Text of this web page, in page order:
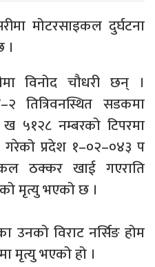
मोटरसाइकल दुर्घटना
विनोद चौधरी छन् ।
तित्रिवनस्थित सडकमा
५१२८ नम्बरको टिपरमा
प्रदेश १–०२–०४३ प
ठक्कर खाई गएराति
मृत्यु भएको छ ।
उनको विराट नर्सिङ होम
मृत्यु भएको हो ।